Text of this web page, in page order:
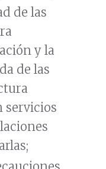
de las
y la
de las
servicios